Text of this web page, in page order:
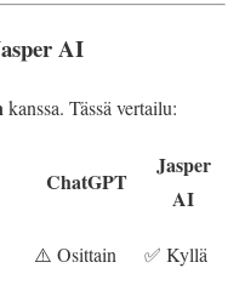
AI
kanssa. Tässä vertailu:
ChatGPT
Jasper
AI
⚠️ Osittain ✅ Kyllä